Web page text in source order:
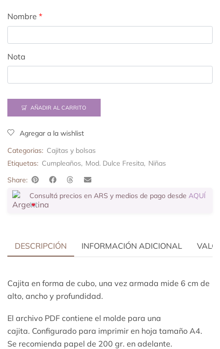
Nombre *
Nota
AÑADIR AL CARRITO
Agregar a la wishlist
Categorias: Cajitas y bolsas
Etiquetas: Cumpleaños, Mod. Dulce Fresita, Niñas
Share:
Consultá precios en ARS y medios de pago desde AQUÍ
DESCRIPCIÓN INFORMACIÓN ADICIONAL
Cajita en forma de cubo, una vez armada mide 6 cm de
alto, ancho y profundidad.
El archivo PDF contiene el molde para una
cajita. Configurado para imprimir en hoja tamaño A4.
Se recomienda papel de 200 gr. en adelante.